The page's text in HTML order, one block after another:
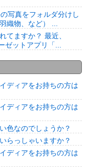
写真をフォルダ分けし
織物、など） ...
てますか？ 最近、
ゼットアプリ「...
ディアをお持ちの方は
ディアをお持ちの方は
色なのでしょうか？
らっしゃいますか？
ディアをお持ちの方は